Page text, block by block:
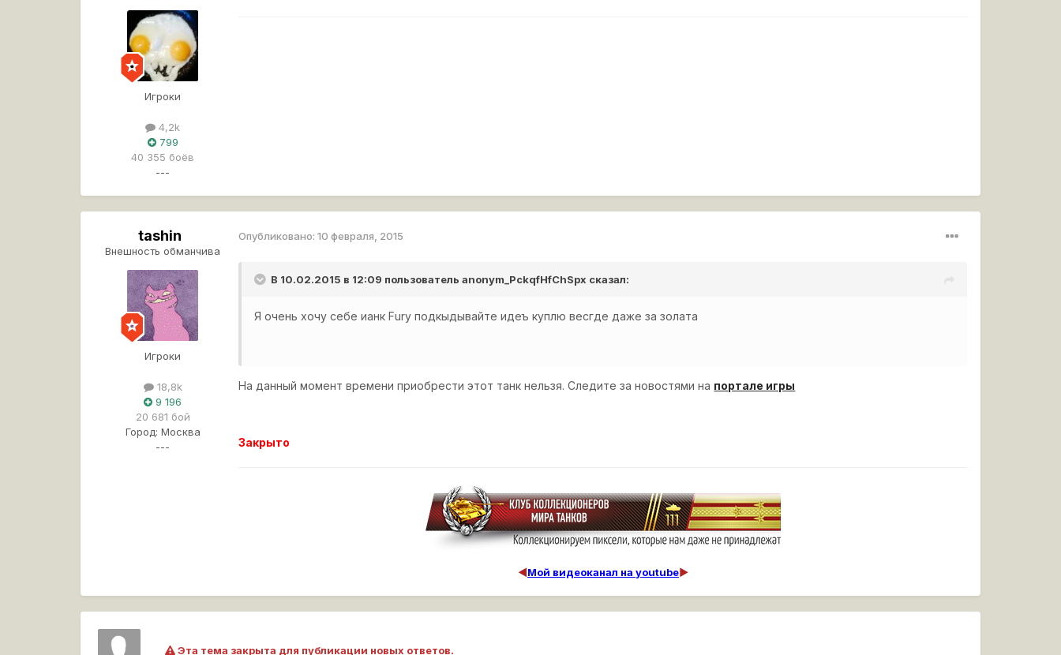
Игроки
4,2k
799
40 355 боёв
---
tashin
Внешность обманчива
Игроки
18,8k
9 196
20 681 бой
Город: Москва
---
Опубликовано:10 февраля, 2015
В 10.02.2015 в 12:09 пользовательanonym_PckqfHfChSpx сказал:
Я очень хочу себе ианк Fury подкыдывайте идеъ куплю весгде даже за золата
На данный момент времени приобрести этот танк нельзя. Следите за новостями на портале игры
Закрыто
◄Мой видеоканал на youtube►
Эта тема закрыта для публикации новых ответов.